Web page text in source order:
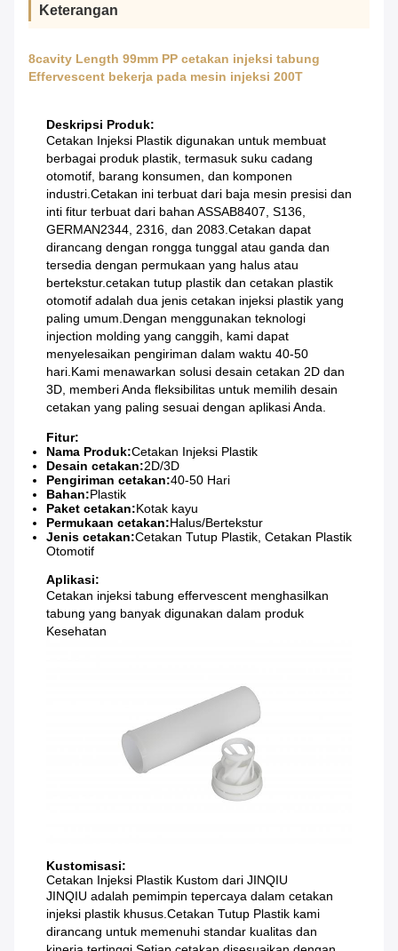
Keterangan
8cavity Length 99mm PP cetakan injeksi tabung
Effervescent bekerja pada mesin injeksi 200T
Deskripsi Produk:
Cetakan Injeksi Plastik digunakan untuk membuat
berbagai produk plastik, termasuk suku cadang
otomotif, barang konsumen, dan komponen
industri.Cetakan ini terbuat dari baja mesin presisi dan
inti fitur terbuat dari bahan ASSAB8407, S136,
GERMAN2344, 2316, dan 2083.Cetakan dapat
dirancang dengan rongga tunggal atau ganda dan
tersedia dengan permukaan yang halus atau
bertekstur.cetakan tutup plastik dan cetakan plastik
otomotif adalah dua jenis cetakan injeksi plastik yang
paling umum.Dengan menggunakan teknologi
injection molding yang canggih, kami dapat
menyelesaikan pengiriman dalam waktu 40-50
hari.Kami menawarkan solusi desain cetakan 2D dan
3D, memberi Anda fleksibilitas untuk memilih desain
cetakan yang paling sesuai dengan aplikasi Anda.
Fitur:
Nama Produk:Cetakan Injeksi Plastik
Desain cetakan:2D/3D
Pengiriman cetakan:40-50 Hari
Bahan:Plastik
Paket cetakan:Kotak kayu
Permukaan cetakan:Halus/Bertekstur
Jenis cetakan:Cetakan Tutup Plastik, Cetakan Plastik
Otomotif
Aplikasi:
Cetakan injeksi tabung effervescent menghasilkan
tabung yang banyak digunakan dalam produk
Kesehatan
Kustomisasi:
Cetakan Injeksi Plastik Kustom dari JINQIU
JINQIU adalah pemimpin tepercaya dalam cetakan
injeksi plastik khusus.Cetakan Tutup Plastik kami
dirancang untuk memenuhi standar kualitas dan